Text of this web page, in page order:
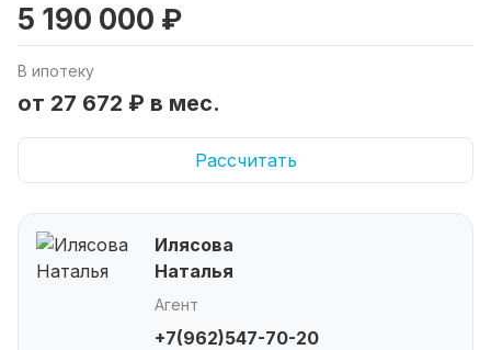
5 190 000 ₽
В ипотеку
от 27 672 ₽ в мес.
Рассчитать
Илясова
Наталья
Агент
+7(962)547-70-20